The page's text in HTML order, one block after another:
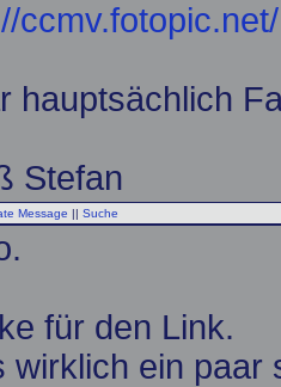
ccmv.fotopic.net/
hauptsächlich
Stefan
Message || Suche
für den Link.
wirklich ein paar